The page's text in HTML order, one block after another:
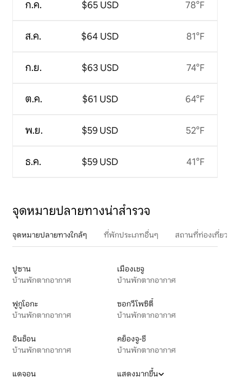
ก.ค.
ส.ค.
ก.ย.
ต.ค.
พ.ย.
ธ.ค.
$65 USD
$64 USD
$63 USD
$61 USD
$59 USD
$59 USD
78°F
81°F
74°F
64°F
52°F
41°F
จุดหมายปลายทางน่าสำรวจ
จุดหมายปลายทางใกล้ๆ ที่พักประเภทอื่นๆ สถานที่ท่องเที่ย
ปูซาน
บ้านพักตากอากาศ
เมืองเชจู
บ้านพักตากอากาศ
ฟูกูโอกะ
บ้านพักตากอากาศ
ซอกวีโพซิตี้
บ้านพักตากอากาศ
อินช็อน
บ้านพักตากอากาศ
คย็องจู-ชี
บ้านพักตากอากาศ
แดจอน
แสดงมากขึ้น